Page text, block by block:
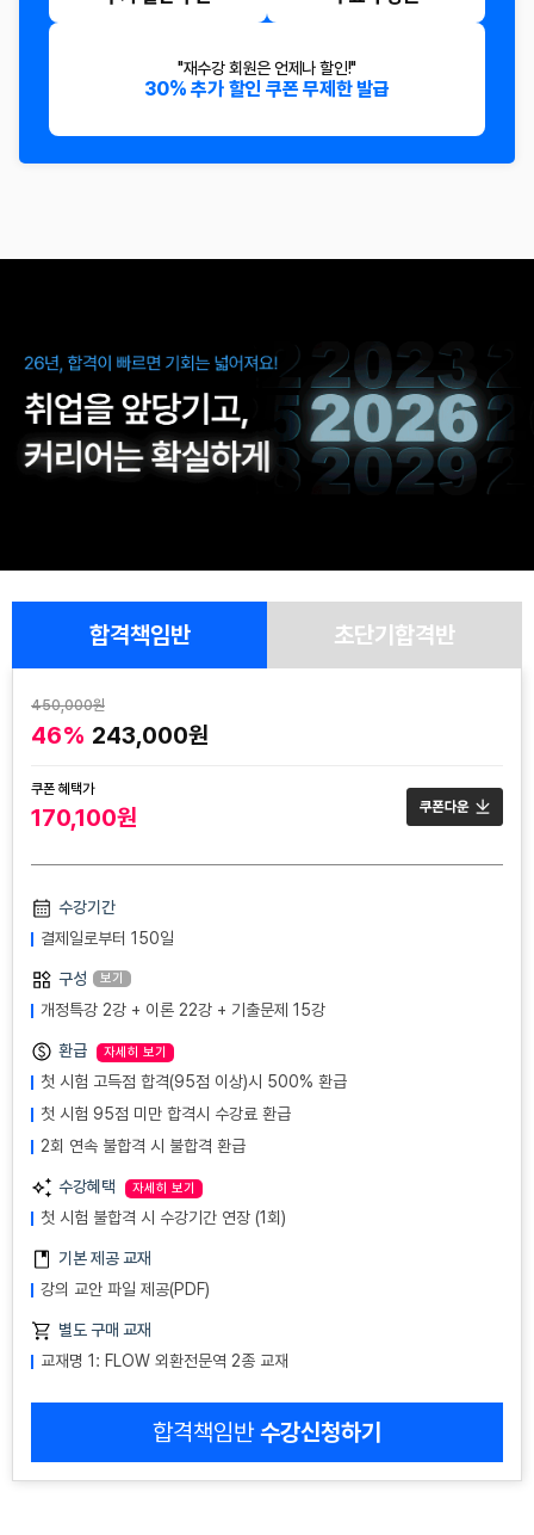
"재수강 회원은 언제나 할인!"
30% 추가 할인 쿠폰 무제한 발급
합격책임반 초단기합격반
450,000원
46% 243,000원
쿠폰 혜택가
170,100원
수강기간
결제일로부터 150일
구성 보기
개정특강 2강 + 이론 22강 + 기출문제 15강
환급 자세히 보기
첫 시험 고득점 합격(95점 이상)시 500% 환급
첫 시험 95점 미만 합격시 수강료 환급
2회 연속 불합격 시 불합격 환급
수강혜택 자세히 보기
첫 시험 불합격 시 수강기간 연장 (1회)
기본 제공 교재
강의 교안 파일 제공(PDF)
별도 구매 교재
교재명 1: FLOW 외환전문역 2종 교재
합격책임반수강신청하기